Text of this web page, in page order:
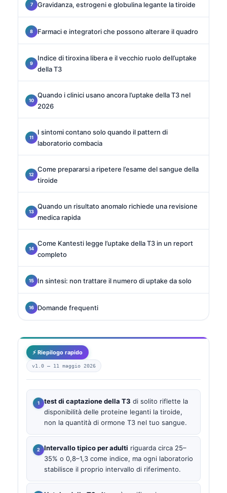
Gravidanza, estrogeni e globulina legante la tiroide
Farmaci e integratori che possono alterare il quadro
Indice di tiroxina libera e il vecchio ruolo dell’uptake
della T3
Quando i clinici usano ancora l’uptake della T3 nel
2026
I sintomi contano solo quando il pattern di
laboratorio combacia
Come prepararsi a ripetere l’esame del sangue della
tiroide
Quando un risultato anomalo richiede una revisione
medica rapida
Come Kantesti legge l’uptake della T3 in un report
completo
In sintesi: non trattare il numero di uptake da solo
Domande frequenti
⚡ Riepilogo rapido
v1.0 — 11 maggio 2026
test di captazione della T3 di solito riflette la
disponibilità delle proteine leganti la tiroide,
non la quantità di ormone T3 nel tuo sangue.
Intervallo tipico per adulti riguarda circa 25–
35% o 0,8–1,3 come indice, ma ogni laboratorio
stabilisce il proprio intervallo di riferimento.